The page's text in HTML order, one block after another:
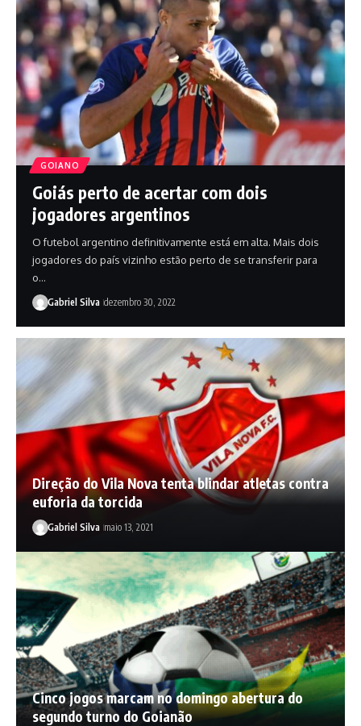
GOIANO
Goiás perto de acertar com dois
jogadores argentinos
O futebol argentino definitivamente está em alta. Mais dois
jogadores do país vizinho estão perto de se transferir para
o…
Gabriel Silva dezembro 30, 2022
Direção do Vila Nova tenta blindar atletas contra
euforia da torcida
Gabriel Silva maio 13, 2021
Cinco jogos marcam no domingo abertura do
segundo turno do Goianão